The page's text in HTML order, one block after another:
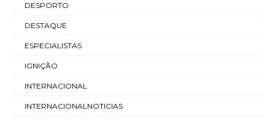
DESPORTO
DESTAQUE
ESPECIALISTAS
IGNIÇÃO
INTERNACIONAL
INTERNACIONALNOTICIAS